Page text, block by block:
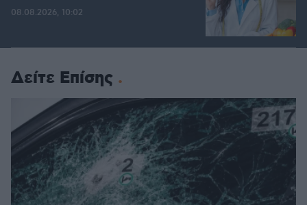
08.08.2026, 10:02
Δείτε Επίσης